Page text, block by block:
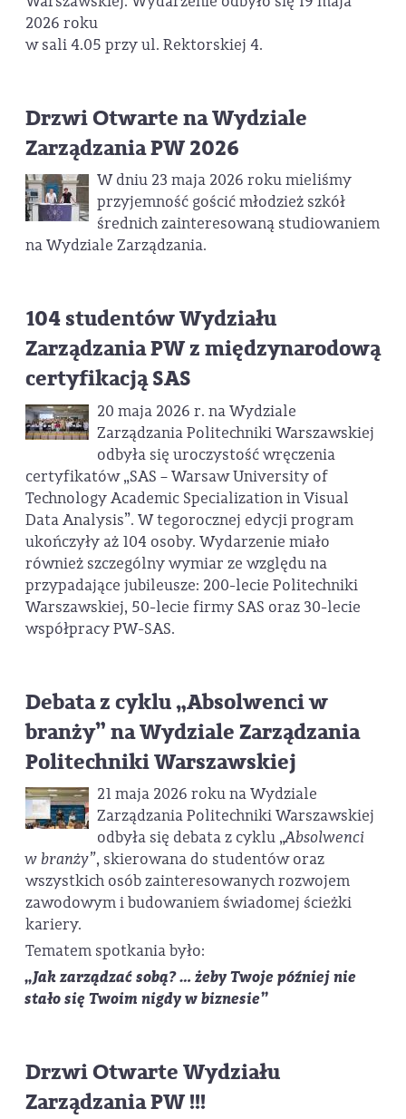
2026 roku
w sali 4.05 przy ul. Rektorskiej 4.
Drzwi Otwarte na Wydziale
Zarządzania PW 2026
W dniu 23 maja 2026 roku mieliśmy
przyjemność gościć młodzież szkół
średnich zainteresowaną studiowaniem
na Wydziale Zarządzania.
104 studentów Wydziału
Zarządzania PW z międzynarodową
certyfikacją SAS
20 maja 2026 r. na Wydziale
Zarządzania Politechniki Warszawskiej
odbyła się uroczystość wręczenia
certyfikatów „SAS – Warsaw University of
Technology Academic Specialization in Visual
Data Analysis”. W tegorocznej edycji program
ukończyły aż 104 osoby. Wydarzenie miało
również szczególny wymiar ze względu na
przypadające jubileusze: 200-lecie Politechniki
Warszawskiej, 50-lecie firmy SAS oraz 30-lecie
współpracy PW-SAS.
Debata z cyklu „Absolwenci w
branży” na Wydziale Zarządzania
Politechniki Warszawskiej
21 maja 2026 roku na Wydziale
Zarządzania Politechniki Warszawskiej
odbyła się debata z cyklu „Absolwenci
w branży”, skierowana do studentów oraz
wszystkich osób zainteresowanych rozwojem
zawodowym i budowaniem świadomej ścieżki
kariery.
Tematem spotkania było:
„Jak zarządzać sobą? … żeby Twoje później nie
stało się Twoim nigdy w biznesie”
Drzwi Otwarte Wydziału
Zarządzania PW !!!